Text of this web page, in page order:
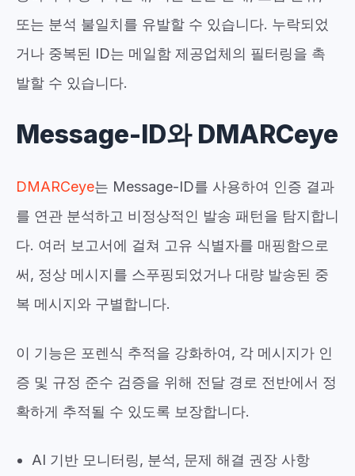
또는 분석 불일치를 유발할 수 있습니다. 누락되었
거나 중복된 ID는 메일함 제공업체의 필터링을 촉
발할 수 있습니다.
Message-ID와 DMARCeye
DMARCeye는 Message-ID를 사용하여 인증 결과
를 연관 분석하고 비정상적인 발송 패턴을 탐지합니
다. 여러 보고서에 걸쳐 고유 식별자를 매핑함으로
써, 정상 메시지를 스푸핑되었거나 대량 발송된 중
복 메시지와 구별합니다.
이 기능은 포렌식 추적을 강화하여, 각 메시지가 인
증 및 규정 준수 검증을 위해 전달 경로 전반에서 정
확하게 추적될 수 있도록 보장합니다.
AI 기반 모니터링, 분석, 문제 해결 권장 사항